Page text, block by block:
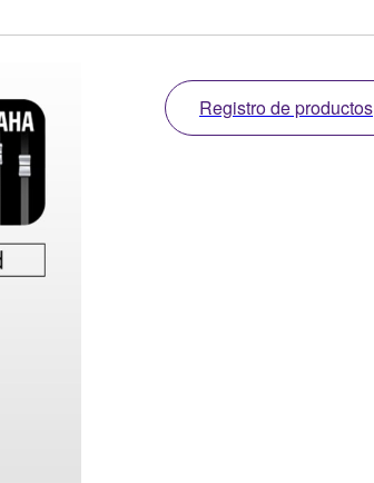
Registro de productos